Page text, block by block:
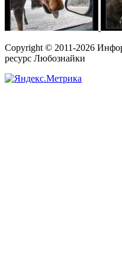
Copyright © 2011-2026
ресурс Любознайки